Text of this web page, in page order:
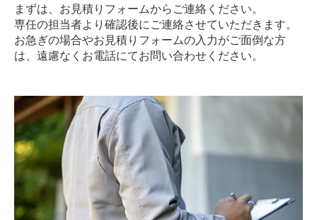
まずは、お見積りフォームからご連絡ください。
専任の担当者より確認後にご連絡させていただきます。
お急ぎの場合やお見積りフォームの入力がご面倒な方
は、遠慮なく お電話にてお問い合わせください。